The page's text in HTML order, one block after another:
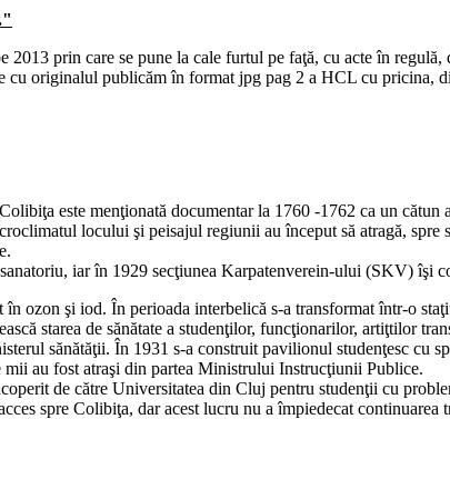
2013 prin care se pune la cale furtul pe faţă, cu acte în
cu originalul publicăm în format jpg pag 2 a HCL cu pricina,
este menţionată documentar la 1760 -1762 ca un
locului şi peisajul regiunii au început să atragă,
iar în 1929 secţiunea Karpatenverein-ului (SKV) îşi
ozon şi iod. În perioada interbelică s-a transformat într-o
starea de sănătate a studenţilor, funcţionarilor, artiţtilor
sănătăţii. În 1931 s-a construit pavilionul studenţesc
au fost atraşi din partea Ministrului Instrucţiunii Publice.
de către Universitatea din Cluj pentru studenţii cu
spre Colibiţa, dar acest lucru nu a împiedecat